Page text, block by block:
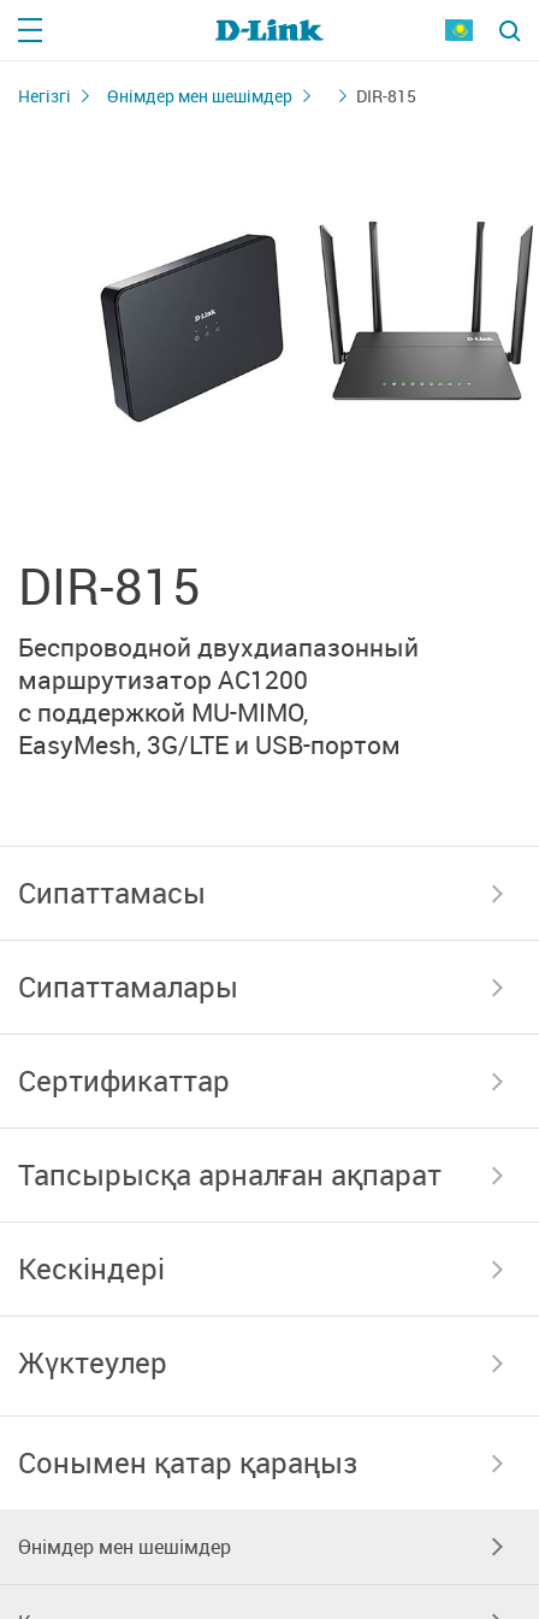
Негізгі Өнімдер мен шешімдер DIR-815
DIR-815
Беспроводной двухдиапазонный
маршрутизатор AC1200
с поддержкой MU-MIMO,
EasyMesh, 3G/LTE и USB-портом
Сипаттамасы
Сипаттамалары
Сертификаттар
Тапсырысқа арналған ақпарат
Кескіндері
Жүктеулер
Сонымен қатар қараңыз
Өнімдер мен шешімдер